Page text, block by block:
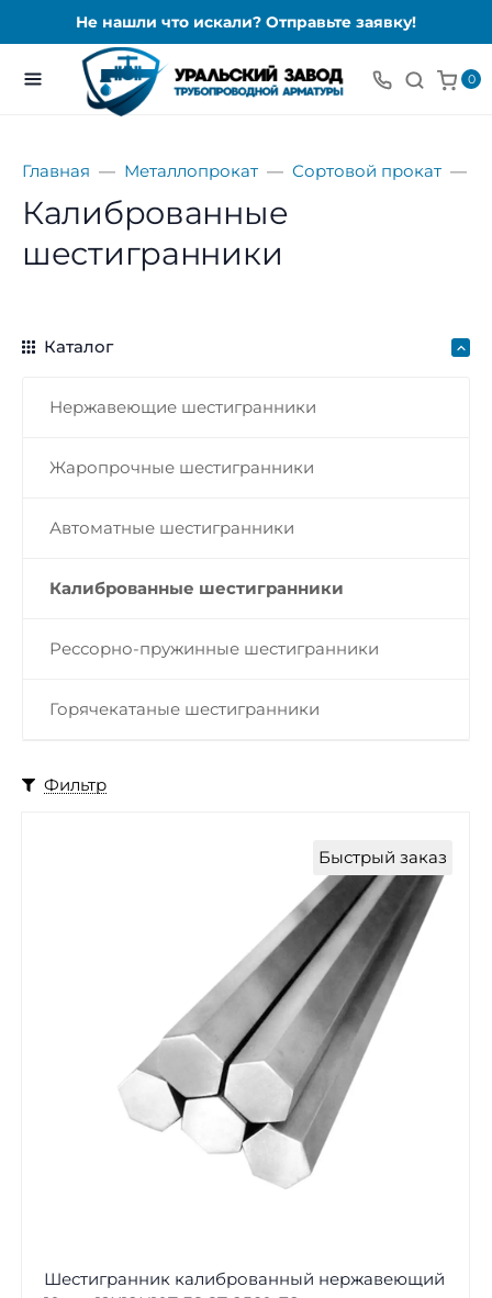
Не нашли что искали? Отправьте заявку!
0
Главная Металлопрокат Сортовой прокат
Калиброванные
шестигранники
Каталог
Нержавеющие шестигранники
Жаропрочные шестигранники
Автоматные шестигранники
Калиброванные шестигранники
Рессорно-пружинные шестигранники
Горячекатаные шестигранники
Фильтр
Быстрый заказ
Шестигранник калиброванный нержавеющий